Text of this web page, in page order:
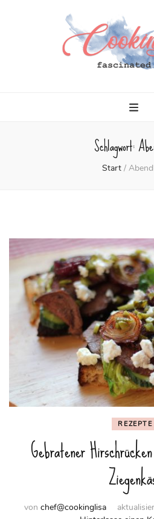
Schlagwort:
Start /
REZEPTE
Gebratener
von chef@cookinglisa